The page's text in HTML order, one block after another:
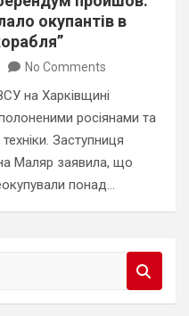
окупантів в
No Comments
на Харківщині
росіянами та
Заступниця
Маляр заявила, що
понад…